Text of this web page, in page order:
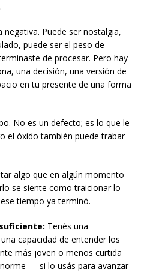
Puede ser nostalgia,
puede ser el peso de
de procesar. Pero hay
una decisión, una versión de
en tu presente de una forma
No es un defecto; es lo que le
el óxido también puede trabar
algo que en algún momento
se siente como traicionar lo
tiempo ya terminó.
Tenés una
capacidad de entender los
más joven o menos curtida
— si lo usás para avanzar